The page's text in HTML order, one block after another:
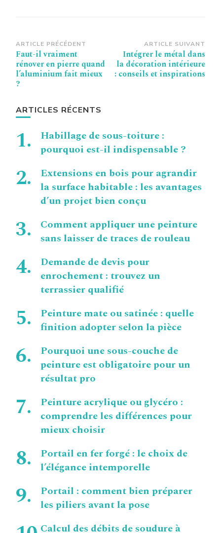
Navigation
d’article
ARTICLE PRÉCÉDENT
Faut-il vraiment
rénover en pierre quand
l’aluminium fait mieux
?
ARTICLE SUIVANT
Intégrer le métal dans
la décoration intérieure
: conseils et inspirations
ARTICLES RÉCENTS
Habillage de sous-toiture :
pourquoi est-il indispensable ?
Extensions en bois pour agrandir
la surface habitable : les avantages
d’un projet bien conçu
Comment appliquer une peinture
sans laisser de traces de rouleau
Demande de devis pour
enrochement : trouvez un
terrassier qualifié
Peinture mate ou satinée : quelle
finition adopter selon la pièce
Pourquoi une sous-couche de
peinture est obligatoire pour un
résultat pro
Peinture acrylique ou glycéro :
comprendre les différences pour
mieux choisir
Portail en fer forgé : le choix de
l’élégance intemporelle
Portail : comment bien préparer
les piliers avant la pose
Calcul des débits de soudure à